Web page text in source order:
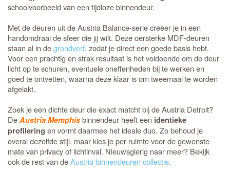
schoolvoorbeeld van een tijdloze binnendeur.
Met de deuren uit de Austria Balance-serie creëer je in een
handomdraai de sfeer die jij wilt. Deze oersterke MDF-deuren
staan al in degrondverf, zodat je direct een goede basis hebt.
Voor een prachtig en strak resultaat is het voldoende om de deur
licht op te schuren, eventuele oneffenheden bij te werken en
goed te ontvetten, waarna deze klaar is om tweemaal te worden
afgelakt.
Zoek je een dichte deur die exact matcht bij de Austria Detroit?
DeAustria Memphisbinnendeur heeft een identieke
profilering en vormt daarmee het ideale duo. Zo behoud je
overal dezelfde stijl, maar kies je per ruimte voor de gewenste
mate van privacy of lichtinval. Nieuwsgierig naar meer? Bekijk
ook de rest van deAustria binnendeuren collectie.